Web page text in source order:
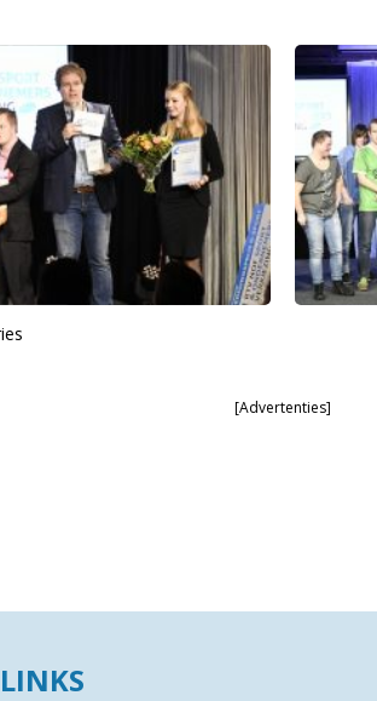
[Advertenties]